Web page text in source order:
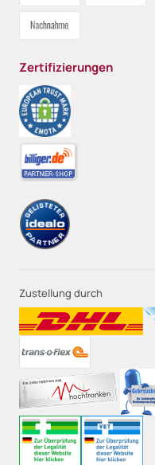
Zertifizierungen
Zustellung durch